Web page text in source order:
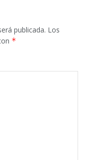
publicada. Los
*